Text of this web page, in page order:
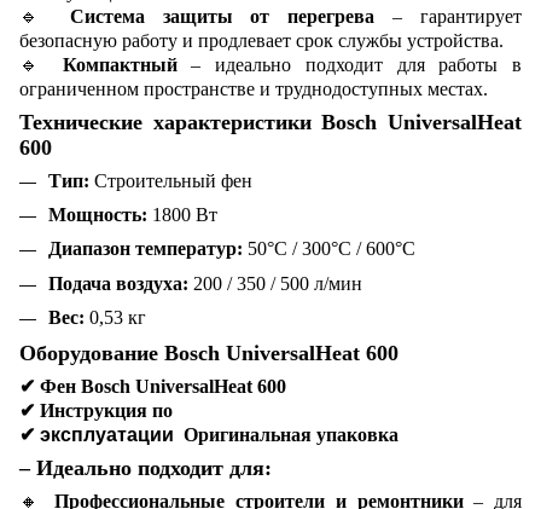
🔹 Система защиты от перегрева – гарантирует
безопасную работу и продлевает срок службы устройства.
🔹 Компактный– идеально подходит для работы в
ограниченном пространстве и труднодоступных местах.
Технические характеристики Bosch UniversalHeat
600
Тип: Строительный фен
Мощность: 1800 Вт
Диапазон температур: 50°C / 300°C / 600°C
Подача воздуха: 200 / 350 / 500 л/мин
Вес: 0,53 кг
Оборудование Bosch UniversalHeat 600
✔ Фен Bosch UniversalHeat 600
✔ Инструкция по
✔ эксплуатации Оригинальная упаковка
– Идеально подходит для:
🔸Профессиональные строители и ремонтники– для